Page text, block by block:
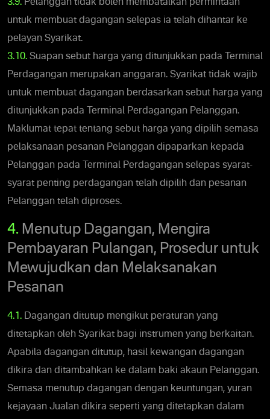
3.9. Pelanggan tidak boleh membatalkan permintaan
untuk membuat dagangan selepas ia telah dihantar ke
pelayan Syarikat.
3.10. Suapan sebut harga yang ditunjukkan pada Terminal
Perdagangan merupakan anggaran. Syarikat tidak wajib
untuk membuat dagangan berdasarkan sebut harga yang
ditunjukkan pada Terminal Perdagangan Pelanggan.
Maklumat tepat tentang sebut harga yang dipilih semasa
pelaksanaan pesanan Pelanggan dipaparkan kepada
Pelanggan pada Terminal Perdagangan selepas syarat-
syarat penting perdagangan telah dipilih dan pesanan
Pelanggan telah diproses.
4. Menutup Dagangan, Mengira
Pembayaran Pulangan, Prosedur untuk
Mewujudkan dan Melaksanakan
Pesanan
4.1. Dagangan ditutup mengikut peraturan yang
ditetapkan oleh Syarikat bagi instrumen yang berkaitan.
Apabila dagangan ditutup, hasil kewangan dagangan
dikira dan ditambahkan ke dalam baki akaun Pelanggan.
Semasa menutup dagangan dengan keuntungan, yuran
kejayaan Jualan dikira seperti yang ditetapkan dalam